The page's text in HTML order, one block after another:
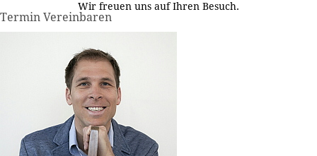
Wir freuen uns auf Ihren Besuch.
Termin Vereinbaren